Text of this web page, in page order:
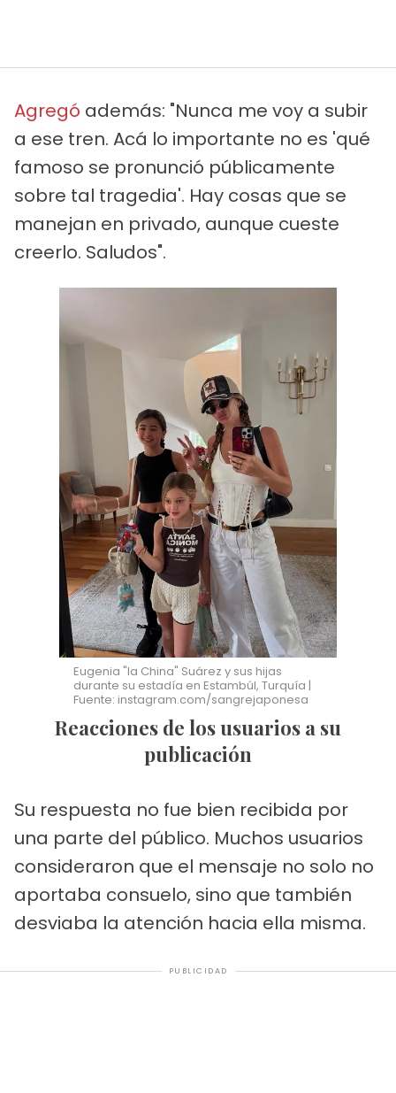
Agregó además: "Nunca me voy a subir
a ese tren. Acá lo importante no es 'qué
famoso se pronunció públicamente
sobre tal tragedia'. Hay cosas que se
manejan en privado, aunque cueste
creerlo. Saludos".
Eugenia "la China" Suárez y sus hijas
durante su estadía en Estambúl, Turquía |
Fuente: instagram.com/sangrejaponesa
Reacciones de los usuarios a su
publicación
Su respuesta no fue bien recibida por
una parte del público. Muchos usuarios
consideraron que el mensaje no solo no
aportaba consuelo, sino que también
desviaba la atención hacia ella misma.
PUBLICIDAD